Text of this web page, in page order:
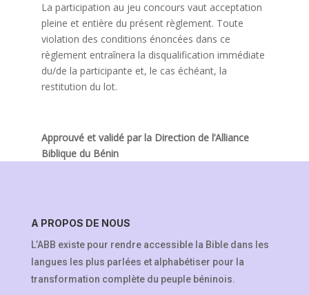
La participation au jeu concours vaut acceptation
pleine et entière du présent règlement. Toute
violation des conditions énoncées dans ce
règlement entraînera la disqualification immédiate
du/de la participante et, le cas échéant, la
restitution du lot.
Approuvé et validé par la Direction de l’Alliance
Biblique du Bénin
A PROPOS DE NOUS
L’ABB existe pour rendre accessible la Bible dans les
langues les plus parlées et alphabétiser pour la
transformation complète du peuple béninois.